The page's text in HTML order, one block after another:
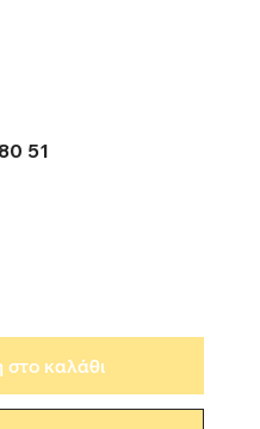
51
καλάθι